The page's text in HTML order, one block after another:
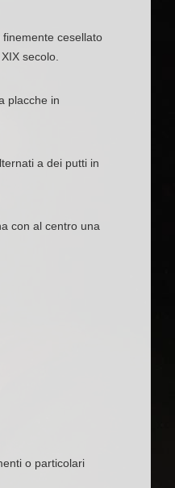
cesellato
secolo.
placche in
a dei putti in
con al centro una
o particolari